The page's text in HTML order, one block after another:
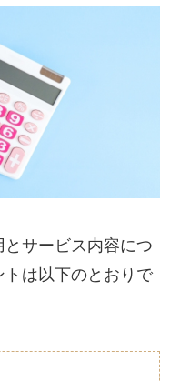
サービス内容につ
は以下のとおりで